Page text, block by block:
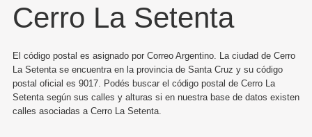
Cerro La Setenta
El código postal es asignado por Correo Argentino. La ciudad de Cerro
La Setenta se encuentra en la provincia de Santa Cruz y su código
postal oficial es 9017. Podés buscar el código postal de Cerro La
Setenta según sus calles y alturas si en nuestra base de datos existen
calles asociadas a Cerro La Setenta.